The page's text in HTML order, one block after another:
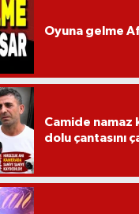
Oyuna gelme
Camide namaz
dolu çantasını